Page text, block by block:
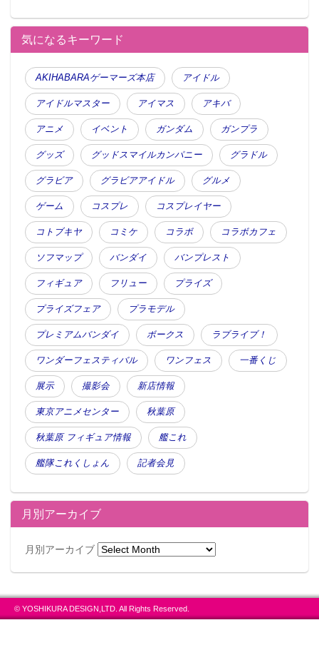
気になるキーワード
AKIHABARAゲーマーズ本店 アイドル
アイドルマスター アイマス アキバ
アニメ イベント ガンダム ガンプラ
グッズ グッドスマイルカンパニー グラドル
グラビア グラビアアイドル グルメ
ゲーム コスプレ コスプレイヤー
コトブキヤ コミケ コラボ コラボカフェ
ソフマップ バンダイ バンプレスト
フィギュア フリュー プライズ
プライズフェア プラモデル
プレミアムバンダイ ボークス ラブライブ！
ワンダーフェスティバル ワンフェス 一番くじ
展示 撮影会 新店情報
東京アニメセンター 秋葉原
秋葉原 フィギュア情報 艦これ
艦隊これくしょん 記者会見
月別アーカイブ
月別アーカイブ
© YOSHIKURA DESIGN,LTD. All Rights Reserved.